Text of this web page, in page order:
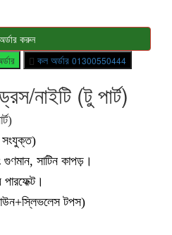
করুন
কল অর্ডার 01300550444
নাইটি (টু পার্ট)
সংযুক্ত)
সাটিন কাপড়।
টপস)